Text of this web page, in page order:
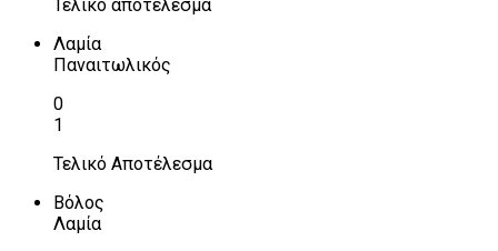
Τελικό αποτέλεσμα
Λαμία
Παναιτωλικός
0
1
Τελικό Αποτέλεσμα
Βόλος
Λαμία